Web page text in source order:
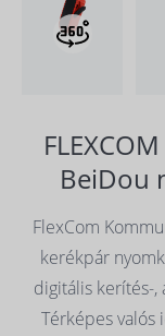
BeiDou
FlexCom
kerékpár
digitális kerítés-,
Térképes valós